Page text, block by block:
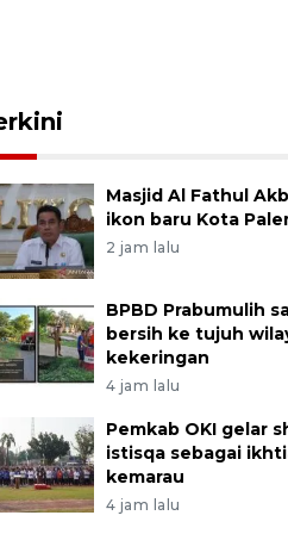
Masjid Al Fathul
ikon baru Kota
2 jam lalu
BPBD Prabumulih
bersih ke tujuh
kekeringan
4 jam lalu
Pemkab OKI gelar
istisqa sebagai
kemarau
4 jam lalu